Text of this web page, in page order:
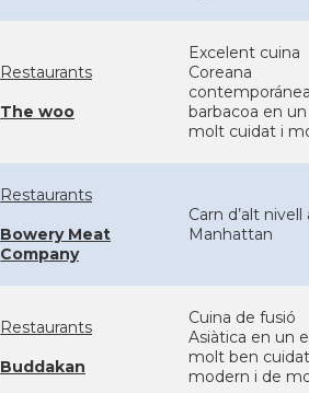
Restaurants
The woo
Excelent cuina
Coreana
barbacoa en
molt cuidat i
Restaurants
Bowery Meat
Company
Carn d’alt nivell
Manhattan
Restaurants
Buddakan
Cuina de fusió
Asiàtica en un
molt ben
modern i de